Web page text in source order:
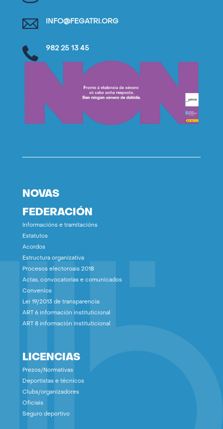
INFO@FEGATRI.ORG
982 25 13 45
NOVAS
FEDERACIÓN
Informacións e tramitacións
Estatutos
Acordos
Estructura organizativa
Procesos electoroais 2018
Actas, convocatorias e comunicados
Convenios
Lei 19/2013 de transparencia:
ART 6 información instituticional
ART 8 información instituticional
LICENCIAS
Prezos/Normativas
Deportistas e técnicos
Clubs/organizadores
Oficiais
Seguro deportivo